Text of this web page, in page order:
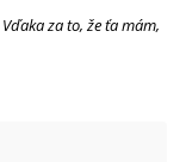
Vďaka za to, že ťa mám,